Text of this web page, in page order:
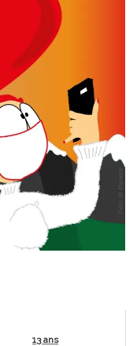
13 ans